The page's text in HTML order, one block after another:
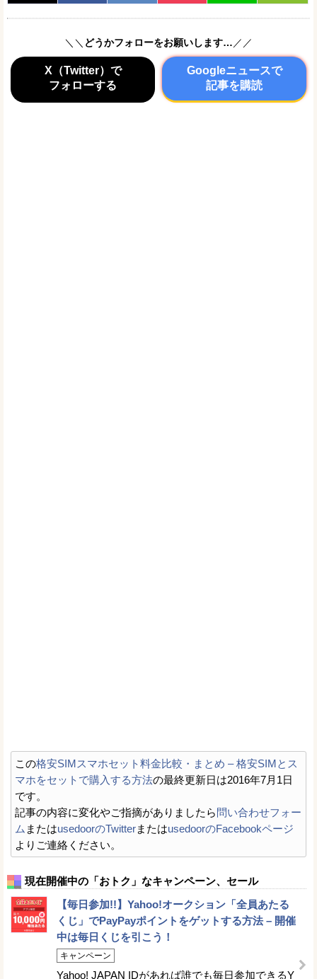
＼＼ どうかフォローをお願いします… ／／
X（Twitter）で
フォローする
Googleニュースで
記事を購読
この格安SIMスマホセット料金比較・まとめ – 格安SIMとス
マホをセットで購入する方法の最終更新日は2016年7月1日
です。
記事の内容に変化やご指摘がありましたら問い合わせフォー
ム またはusedoorのTwitterまたはusedoorのFacebookページ
よりご連絡ください。
現在開催中の「おトク」なキャンペーン、セール
【毎日参加!!】Yahoo!オークション「全員あたる
くじ」でPayPayポイントをゲットする方法 – 開催
中は毎日くじを引こう！
キャンペーン
Yahoo! JAPAN IDがあれば誰でも毎日参加できるY